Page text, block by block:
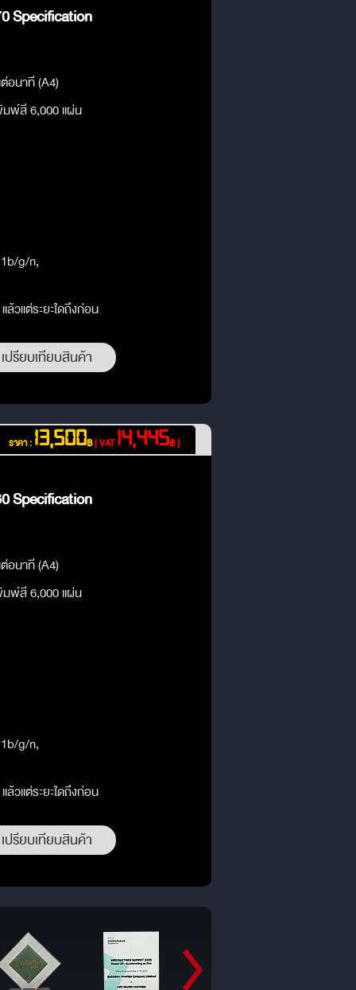
Specification
อนาที (A4)
พ์สี 6,000 แผ่น
g/n,
วแต่ระยะใดถึงก่อน
เปรียบเทียบสินค้า
ราคา : 13,500฿[ VAT14,445฿ ]
Specification
อนาที (A4)
พ์สี 6,000 แผ่น
g/n,
วแต่ระยะใดถึงก่อน
เปรียบเทียบสินค้า